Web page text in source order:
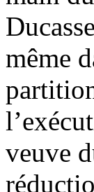
même
veuve